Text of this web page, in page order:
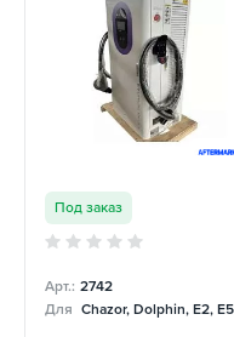
Под заказ
Арт.: 2742
Для Chazor, Dolphin, E2,